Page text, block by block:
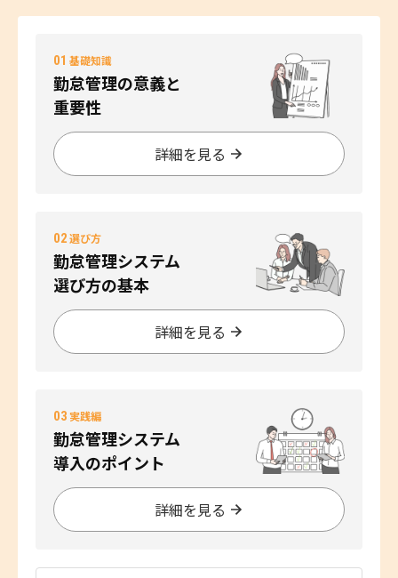
01 基礎知識
勤怠管理の意義と
重要性
詳細を見る
02選び方
勤怠管理システム
選び方の基本
詳細を見る
03実践編
勤怠管理システム
導入のポイント
詳細を見る